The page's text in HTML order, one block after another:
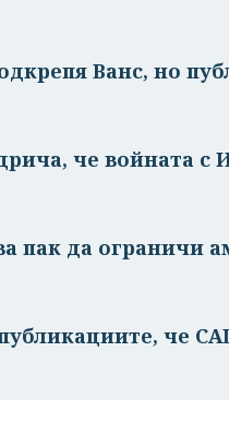
Ванс, но
че войната с
пак да ограничи
че